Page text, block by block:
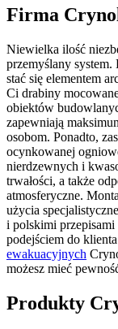
Firma
Niewielka ilość
przemyślany
stać się elementem
Ci drabiny
obiektów
zapewniają
osobom. Ponadto,
ocynkowanej
nierdzewnych i
trwałości, a także
atmosferyczne.
użycia
i polskimi
podejściem do
ewakuacyjnych
możesz mieć
Produkty